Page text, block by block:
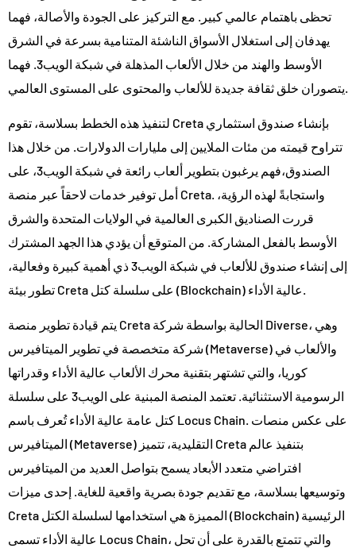
تحظى باهتمام عالمي كبير. مع التركيز على الجودة والأصالة، فهما
يهدفان إلى استغلال الأسواق الناشئة المتنامية بسرعة في الشرق
الأوسط والهند من خلال الألعاب المذهلة في شبكة الويب3. فهما
لتنفيذ هذه الخطط بسلاسة، تقوم Creta بإنشاء صندوق استثماري
تتراوح قيمته من مئات الملايين إلى مليارات الدولارات. من خلال هذا
الصندوق،فهم يرغبون بتطوير ألعاب رائعة في شبكة الويب3، على
أمل توفير خدمات لاحقاً عبر منصة Creta. واستجابةً لهذه الرؤية،
قررت الصناديق الكبرى العالمية في الولايات المتحدة والشرق
الأوسط بالفعل المشاركة. من المتوقع أن يؤدي هذا الجهد المشترك
إلى إنشاء صندوق للألعاب في شبكة الويب3 ذي أهمية كبيرة وفعالية،
تطور بيئة Creta على سلسلة كتل (Blockchain) عالية الأداء.
يتم قيادة تطوير منصة Creta الحالية بواسطة شركة Diverse، وهي
شركة متخصصة في تطوير الميتافيرس (Metaverse) والألعاب في
كوريا، والتي تشتهر بتقنية محرك الألعاب عالية الأداء وقدراتها
الرسومية الاستثنائية. تعتمد المنصة المبنية على الويب3 على سلسلة
كتل عامة عالية الأداء تُعرف باسم Locus Chain. على عكس منصات
الميتافيرس (Metaverse) التقليدية، تتميز Creta بتنفيذ عالم
افتراضي متعدد الأبعاد يسمح بتواصل العديد من الميتافيرس
وتوسيعها بسلاسة، مع تقديم جودة بصرية واقعية للغاية. إحدى ميزات
Creta المميزة هي استخدامها لسلسلة الكتل (Blockchain) الرئيسية
عالية الأداء تسمى Locus Chain، والتي تتمتع بالقدرة على أن تحل